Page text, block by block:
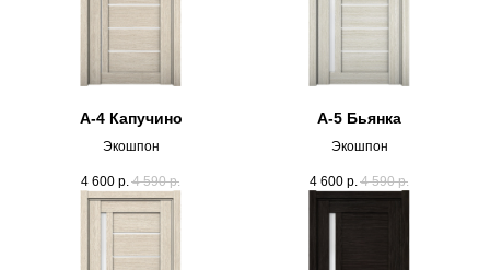
А-4 Капучино
Экошпон
4 600 р. 4 590 р.
А-5 Бьянка
Экошпон
4 600 р. 4 590 р.